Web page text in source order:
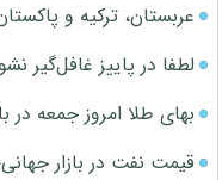
عربستان، ترکیه و
لطفا در پاییز غافل‌گیر
بهای طلا امروز جمعه در
قیمت نفت در بازار جهانی؛ برنت